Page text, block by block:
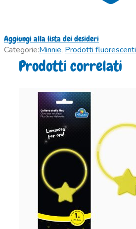
Aggiungi alla lista dei desideri
Categorie:Minnie, Prodotti fluorescenti
Prodotti correlati